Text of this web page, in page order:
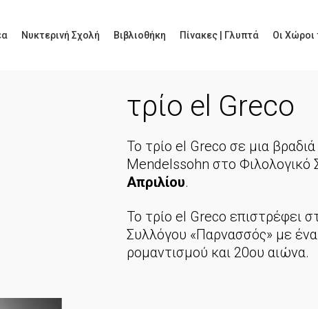
Νυκτερινή Σχολή Βιβλιοθήκη Πίνακες | Γλυπτά Οι Χώροι
τρίο el Greco
Το τρίο el Greco σε μια
Mendelssohn στο Φιλολογικό
Απριλίου.
Το τρίο el Greco επιστρέφει
Συλλόγου «Παρνασσός» με
ρομαντισμού και 20ου αιώνα.